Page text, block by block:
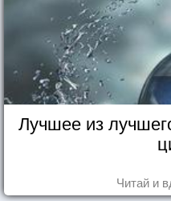
Лучшее из
Читай и